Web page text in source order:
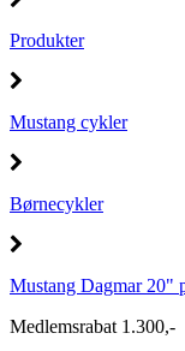
Produkter
Mustang cykler
Børnecykler
Mustang Dagmar 20"
Medlemsrabat 1.300,-